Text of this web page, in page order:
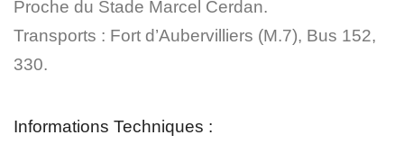
Proche du Stade Marcel Cerdan.
Transports : Fort d’Aubervilliers (M.7), Bus 152,
330.
Informations Techniques :